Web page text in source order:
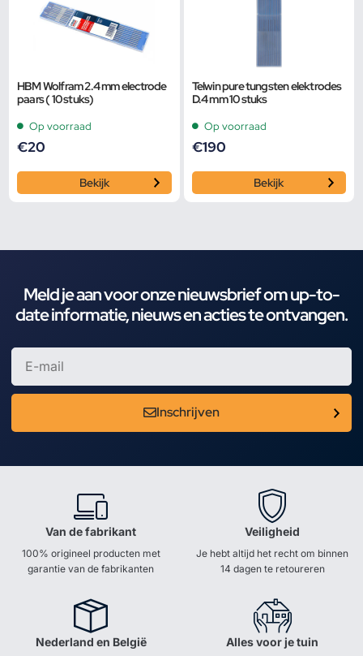
HBM Wolfram 2.4 mm electrode
paars ( 10 stuks)
Op voorraad
€20
Bekijk
Telwin pure tungsten elektrodes
D.4 mm 10 stuks
Op voorraad
€190
Bekijk
Meld je aan voor onze nieuwsbrief om up-to-
date informatie, nieuws en acties te ontvangen.
Inschrijven
Van de fabrikant
100% origineel producten met
garantie van de fabrikanten
Veiligheid
Je hebt altijd het recht om binnen
14 dagen te retoureren
Nederland en België Alles voor je tuin